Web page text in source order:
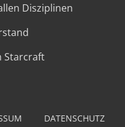
Disziplinen
Starcraft
DATENSCHUTZ